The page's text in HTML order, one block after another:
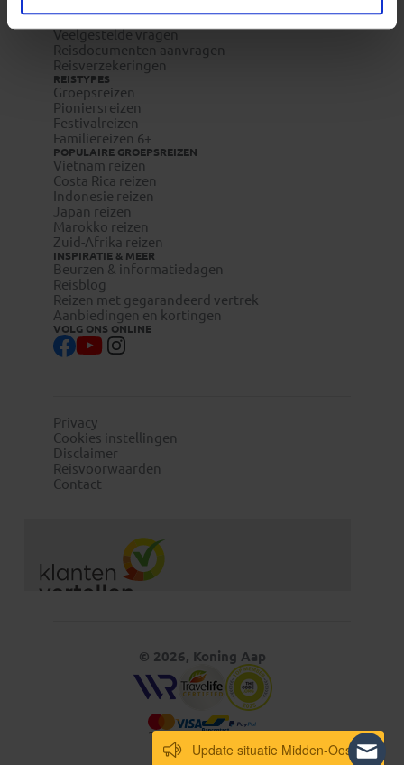
Vacatures
Veelgestelde vragen
Reisdocumenten aanvragen
Reisverzekeringen
REISTYPES
Groepsreizen
Pioniersreizen
Festivalreizen
Familiereizen 6+
POPULAIRE GROEPSREIZEN
Vietnam reizen
Costa Rica reizen
Indonesie reizen
Japan reizen
Marokko reizen
Zuid-Afrika reizen
INSPIRATIE & MEER
Beurzen & informatiedagen
Reisblog
Reizen met gegarandeerd vertrek
Aanbiedingen en kortingen
VOLG ONS ONLINE
Privacy
Cookies instellingen
Disclaimer
Reisvoorwaarden
Contact
© 2026, Koning Aap
Update situatie Midden-Oosten